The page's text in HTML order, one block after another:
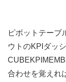
ピボットテーブ
ウトのKPIダッ
合わせを覚えれ